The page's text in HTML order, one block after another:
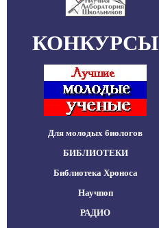
КОНКУРСЫ
Для молодых биологов
БИБЛИОТЕКИ
Библиотека Хроноса
Научпоп
РАДИО